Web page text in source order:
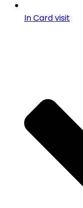
In Card visit